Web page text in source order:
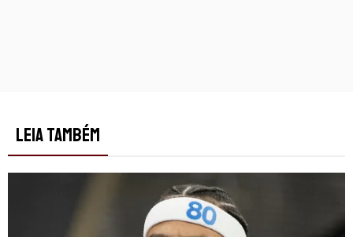
LEIA TAMBÉM